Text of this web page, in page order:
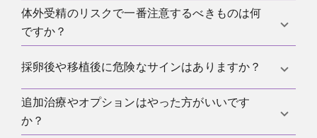
なることがあります。一方で、条件が良ければ新鮮
胚移植でも十分に選択肢になります。
体外受精や顕微授精などの生殖補助医療は保険適用
の枠組みがあり、自己負担は原則3割です。ただし年
条件と、凍結保存 更新費用 次回の凍結融解胚移植
FET まで含めた見積もりを事前に確認するのが安全
です。
体外受精のリスクで一番注意するべきものは何
ですか？
代表的なのは OHSS と採卵後の合併症です。現代の
早期対応の導線があるかが重要です。また複数胚移
植による多胎リスクも安全性の中心になります。
採卵後や移植後に危険なサインはありますか？
強い腹痛や息苦しさ 急な体重増加 尿量低下 発熱 強
い出血 立ちくらみなどは早めに医療機関へ連絡して
追加治療やオプションはやった方がいいです
か？